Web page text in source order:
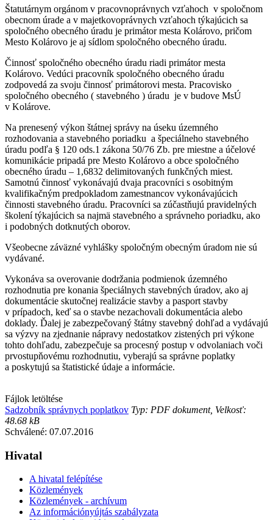
Štatutárnym orgánom v pracovnoprávnych vzťahoch v spoločnom
obecnom úrade a v majetkovoprávnych vzťahoch týkajúcich sa
spoločného obecného úradu je primátor mesta Kolárovo, pričom
Mesto Kolárovo je aj sídlom spoločného obecného úradu.
Činnosť spoločného obecného úradu riadi primátor mesta
Kolárovo. Vedúci pracovník spoločného obecného úradu
zodpovedá za svoju činnosť primátorovi mesta. Pracovisko
spoločného obecného ( stavebného ) úradu je v budove MsÚ
v Kolárove.
Na prenesený výkon štátnej správy na úseku územného
rozhodovania a stavebného poriadku a špeciálneho stavebného
úradu podľa § 120 ods.1 zákona 50/76 Zb. pre miestne a účelové
komunikácie pripadá pre Mesto Kolárovo a obce spoločného
obecného úradu – 1,6832 delimitovaných funkčných miest.
Samotnú činnosť vykonávajú dvaja pracovníci s osobitným
kvalifikačným predpokladom zamestnancov vykonávajúcich
činnosti stavebného úradu. Pracovníci sa zúčastňujú pravidelných
školení týkajúcich sa najmä stavebného a správneho poriadku, ako
i podobných dotknutých oborov.
Všeobecne záväzné vyhlášky spoločným obecným úradom nie sú
vydávané.
Vykonáva sa overovanie dodržania podmienok územného
rozhodnutia pre konania špeciálnych stavebných úradov, ako aj
dokumentácie skutočnej realizácie stavby a pasport stavby
v prípadoch, keď sa o stavbe nezachovali dokumentácia alebo
doklady. Ďalej je zabezpečovaný štátny stavebný dohľad a vydávajú
sa výzvy na zjednanie nápravy nedostatkov zistených pri výkone
tohto dohľadu, zabezpečuje sa procesný postup v odvolaniach voči
prvostupňovému rozhodnutiu, vyberajú sa správne poplatky
a poskytujú sa štatistické údaje a informácie.
Fájlok letöltése
Sadzobník správnych poplatkov Typ: PDF dokument, Velkosť:
48.68 kB
Schválené: 07.07.2016
Hivatal
A hivatal felépítése
Közlemények
Közlemények - archívum
Az információnyújtás szabályzata